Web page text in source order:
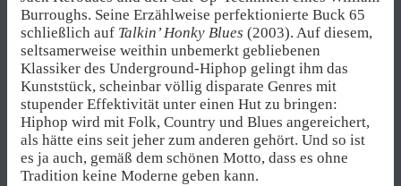
Burroughs. Seine Erzählweise perfektionierte Buck 65
schließlich auf Talkin’ Honky Blues (2003). Auf diesem,
seltsamerweise weithin unbemerkt gebliebenen
Klassiker des Underground-Hiphop gelingt ihm das
Kunststück, scheinbar völlig disparate Genres mit
stupender Effektivität unter einen Hut zu bringen:
Hiphop wird mit Folk, Country und Blues angereichert,
als hätte eins seit jeher zum anderen gehört. Und so ist
es ja auch, gemäß dem schönen Motto, dass es ohne
Tradition keine Moderne geben kann.